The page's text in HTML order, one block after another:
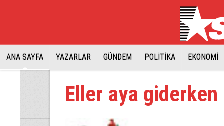
ANA SAYFA YAZARLAR GÜNDEM POLİTİKA EKONOMİ
Eller aya